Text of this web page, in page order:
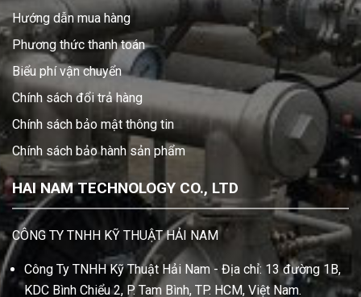
Hướng dẫn mua hàng
Phương thức thanh toán
Biểu phí vận chuyển
Chính sách đổi trả hàng
Chính sách bảo mật thông tin
Chính sách bảo hành sản phẩm
HAI NAM TECHNOLOGY CO., LTD
CÔNG TY TNHH KỸ THUẬT HẢI NAM
Công Ty TNHH Kỹ Thuật Hải Nam - Địa chỉ: 13 đường 1B,
KDC Bình Chiểu 2, P. Tam Bình, TP. HCM, Việt Nam.